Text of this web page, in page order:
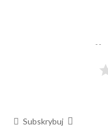
Subskrybuj